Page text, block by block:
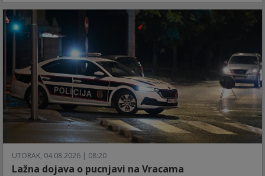
UTORAK, 04.08.2026 | 08:20
Lažna dojava o pucnjavi na Vracama